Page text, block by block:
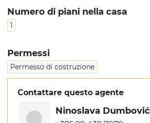
Numero di piani nella casa
1
Permessi
Permesso di costruzione
Contattare questo agente
Ninoslava Dumbović